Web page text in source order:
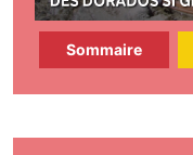
Sommaire